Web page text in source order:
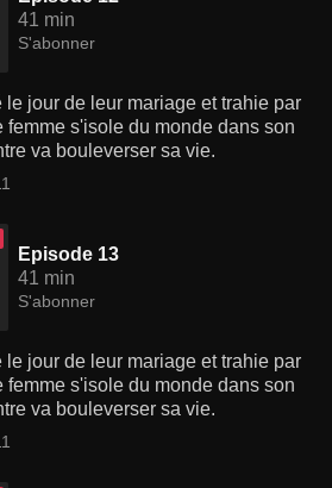
41 min
S'abonner
le jour de leur mariage et trahie par
s'isole du monde dans son
va bouleverser sa vie.
Episode 13
41 min
S'abonner
le jour de leur mariage et trahie par
s'isole du monde dans son
va bouleverser sa vie.